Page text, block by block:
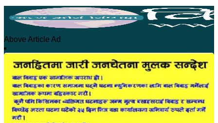
होमपेज
सुदूरपश्चिम
कंचनपुर
Above Article Ad